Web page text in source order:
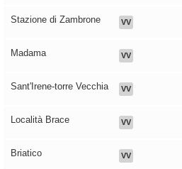
Stazione di Zambrone VV
Madama VV
Sant'Irene-torre Vecchia VV
Località Brace VV
Briatico VV